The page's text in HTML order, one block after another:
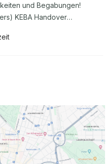
und Begabungen!
KEBA Handover
Austria What you achieve
and adaptation of our
of experience in operating
several years of
level support Strong
skills Enjoyment of proactive